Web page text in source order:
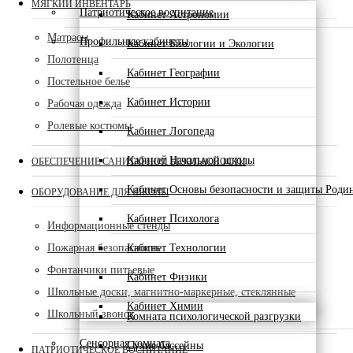
Патриотическое воспитание
Профильные кабинеты
Кабинет Астрономии
Кабинет Биологии и Экологии
Кабинет Географии
Кабинет Истории
Кабинет Логопеда
Кабинет Начальной школы
Кабинет Основы безопасности и защиты
Кабинет Психолога
Кабинет Технологии
Кабинет Физики
Кабинет Химии
Сенсорная комната
Комната психологической разгрузки
Сухие бассейны
МЯГКИЙ ИНВЕНТАРЬ
Матрасы
Полотенца
Постельное белье
Рабочая одежда
Ролевые костюмы
ОБЕСПЕЧЕНИЕ САНИТАРНОЙ БЕЗОПАСНОСТИ
ОБОРУДОВАНИЕ ДЛЯ ШКОЛЫ
Информационные стенды
Пожарная безопасность
Фонтанчики питьевые
Школьные доски, магнитно-маркерные, стеклянные
Школьный звонок
ПАТРИОТИЧЕСКОЕ ВОСПИТАНИЕ